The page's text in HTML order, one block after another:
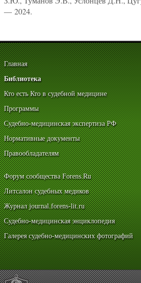
— 2024.
Главная
Библиотека
Кто есть Кто в судебной медицине
Программы
Судебно-медицинская экспертиза РФ
Нормативные документы
Правообладателям
Форум сообщества Forens.Ru
Литсалон судебных медиков
Журнал journal.forens-lit.ru
Судебно-медицинская энциклопедия
Галерея судебно-медицинских фотографий